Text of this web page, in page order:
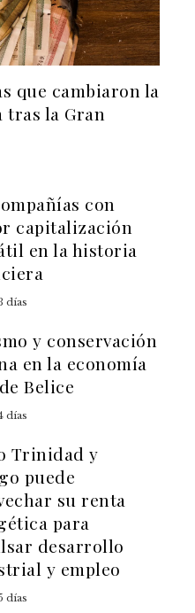
que cambiaron la
la Gran
con
capitalización
en la historia
días
y conservación
en la economía
Belice
días
Trinidad y
puede
su renta
para
desarrollo
y empleo
días